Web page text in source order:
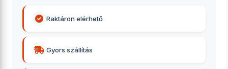
Raktáron elérhető
Gyors szállítás